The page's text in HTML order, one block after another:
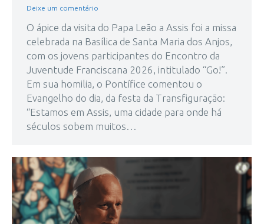
Deixe um comentário
O ápice da visita do Papa Leão a Assis foi a missa
celebrada na Basílica de Santa Maria dos Anjos,
com os jovens participantes do Encontro da
Juventude Franciscana 2026, intitulado “Go!”.
Em sua homilia, o Pontífice comentou o
Evangelho do dia, da festa da Transfiguração:
“Estamos em Assis, uma cidade para onde há
séculos sobem muitos…